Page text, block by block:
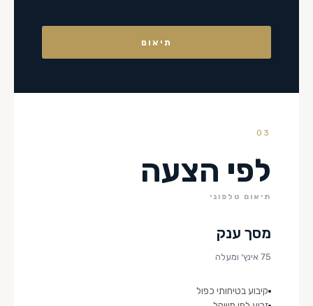
תיאום
03
לפי הצעה
תיאום טלפוני
מסך ענק
75 אינץ׳ ומעלה
קיבוע בטיחותי כפול